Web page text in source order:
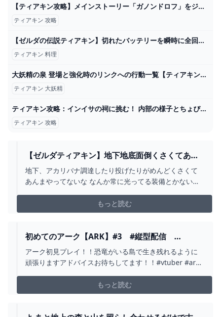
【ティアキン攻略】メインストーリー「ガノンドロフ」をジャスト回避なしで倒す討伐方法とガノンドロフの軍勢を素早く討伐する方法を紹介します メインストーリー ガノンドロフ討伐【ティアーズオブザキングダム】 - YouTube
ティアキン 攻略
【ゼルダの伝説ティアキン】切れたバッテリーを瞬時に全回復させる方法 ゲーム攻略をまとめるネタえもん
ティアキン 料理
大妖精の泉 登場と強化時のリンクへの行動一覧【ティアキン】 - イマカラ
ティアキン 大妖精
ティアキン攻略：インイサの祠に挑む！ 内部の様子とちょびっとヒントを伝授【ゼルダ ティアーズ オブ ザ キングダム日記＃15】 - 電撃オンライン
ティアキン 攻略
【ゼルダティアキン】地下地底面倒くさくてあま
りやってない人もいると思う。 – ゲーム攻略のか
けら
地下、アカリバナ調達したり投げたりがめんどくさくて
あんまやってないな なんか常に光ってる装備とかない
ん！一式揃えたら結構変わるのか？ 逆に地上全部終わる
まで地底避けてたからアカリバナ500
もっと読む
初めてのアーク【ARK】#3 #縦型配信
#SHORTS - YOUTUBE
アーク初見プレイ！！恐竜がいる島で生き残れるように
頑張りますアドバイスお待ちしてます！！#vtuber #ark#
もっと読む